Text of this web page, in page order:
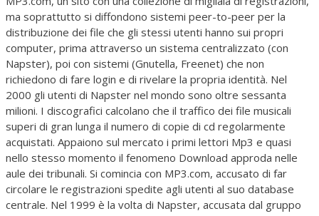
ma soprattutto si diffondono sistemi peer-to-peer per la
distribuzione dei file che gli stessi utenti hanno sui propri
computer, prima attraverso un sistema centralizzato (con
Napster), poi con sistemi (Gnutella, Freenet) che non
richiedono di fare login e di rivelare la propria identità. Nel
2000 gli utenti di Napster nel mondo sono oltre sessanta
milioni. I discografici calcolano che il traffico dei file musicali
superi di gran lunga il numero di copie di cd regolarmente
acquistati. Appaiono sul mercato i primi lettori Mp3 e quasi
nello stesso momento il fenomeno Download approda nelle
aule dei tribunali. Si comincia con MP3.com, accusato di far
circolare le registrazioni spedite agli utenti al suo database
centrale. Nel 1999 è la volta di Napster, accusata dal gruppo